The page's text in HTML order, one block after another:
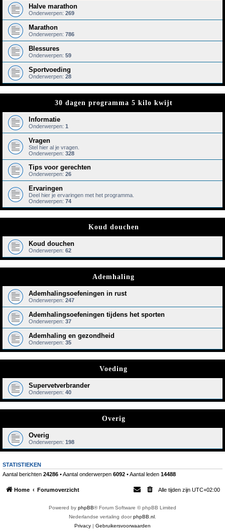
Halve marathon
Onderwerpen: 269
Marathon
Onderwerpen: 786
Blessures
Onderwerpen: 59
Sportvoeding
Onderwerpen: 28
30 dagen programma 5 kilo kwijt
Informatie
Onderwerpen: 1
Vragen
Stel hier al je vragen.
Onderwerpen: 328
Tips voor gerechten
Onderwerpen: 26
Ervaringen
Deel hier je ervaringen met het programma.
Onderwerpen: 74
Koud douchen
Koud douchen
Onderwerpen: 62
Ademhaling
Ademhalingsoefeningen in rust
Onderwerpen: 247
Ademhalingsoefeningen tijdens het sporten
Onderwerpen: 37
Ademhaling en gezondheid
Onderwerpen: 35
Voeding
Supervetverbrander
Onderwerpen: 40
Overig
Overig
Onderwerpen: 198
STATISTIEKEN
Aantal berichten 24286 • Aantal onderwerpen 6092 • Aantal leden 14488
Home Forumoverzicht Alle tijden zijn UTC+02:00
Powered by phpBB® Forum Software © phpBB Limited
Nederlandse vertaling doorphpBB.nl
Privacy | Gebruikersvoorwaarden